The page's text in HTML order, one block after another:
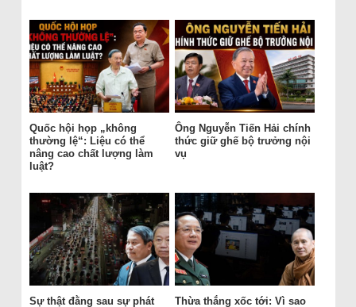
Quốc hội họp „không
thường lệ“: Liệu có thể
nâng cao chất lượng làm
luật?
Ông Nguyễn Tiến Hải chính
thức giữ ghế bộ trưởng nội
vụ
Sự thật đằng sau sự phát
Thừa thắng xốc tới: Vì sao